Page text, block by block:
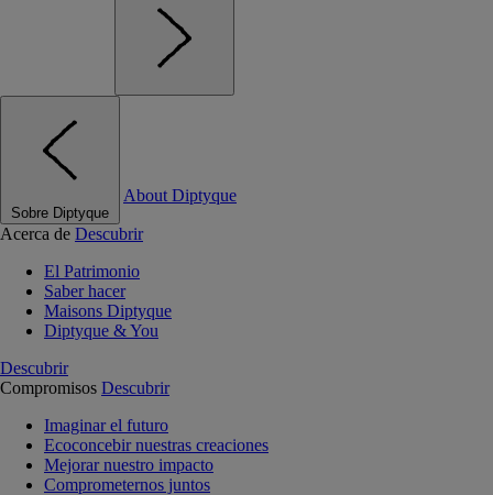
Sobre Diptyque
About Diptyque
Acerca de Descubrir
El Patrimonio
Saber hacer
Maisons Diptyque
Diptyque & You
Descubrir
Compromisos Descubrir
Imaginar el futuro
Ecoconcebir nuestras creaciones
Mejorar nuestro impacto
Comprometernos juntos